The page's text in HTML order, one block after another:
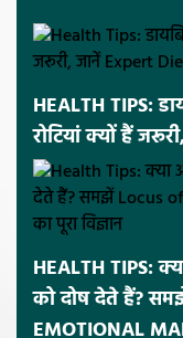
HEALTH TIPS:
रोटियां क्यों हैं
HEALTH TIPS:
को दोष देते हैं?
EMOTIONAL